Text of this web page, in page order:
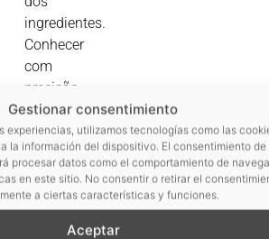
Gestionar consentimiento
experiencias, utilizamos tecnologías como las
la información del dispositivo. El consentimiento de
procesar datos como el comportamiento de
en este sitio. No consentir o retirar el
a ciertas características y funciones.
Aceptar
ingredientes.
Conhecer
com
precisão
o teor de
proteínas,
hidratos
e água é
crítico